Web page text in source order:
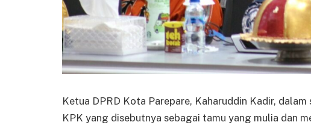
Ketua DPRD Kota Parepare, Kaharuddin Kadir,
KPK yang disebutnya sebagai tamu yang mulia dan